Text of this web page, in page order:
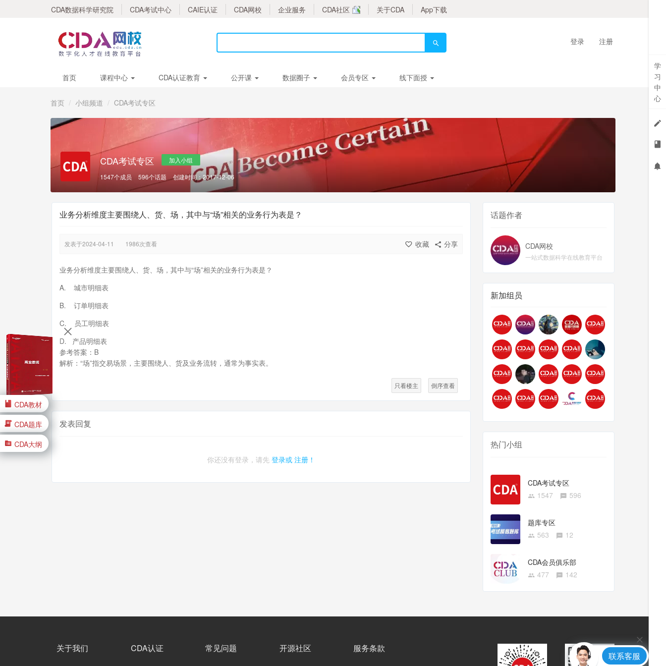
CDA数据科学研究院 CDA考试中心 CAIE认证 CDA网校 企业服务 CDA社区 关于CDA App下载
登录 注册
首页 课程中心 CDA认证教育 公开课 数据圈子 会员专区 线下面授
首页 小组频道 CDA考试专区
CDA考试专区
加入小组
1547个成员
596个话题 创建时间：2017-12-06
业务分析维度主要围绕人、货、场，其中与“场”相关的业务行为表是？
分享
收藏
发表于2024-04-11 1986次查看
业务分析维度主要围绕人、货、场，其中与“场”相关的业务行为表是？
A. 城市明细表
B. 订单明细表
C. 员工明细表
D. 产品明细表
参考答案：B
解析：“场”指交易场景，主要围绕人、货及业务流转，通常为事实表。
只看楼主 倒序查看
发表回复
你还没有登录，请先 登录或 注册！
话题作者
CDA网校
一站式数据科学在线教育平台
新加组员
热门小组
CDA考试专区
1547
596
题库专区
563
12
CDA会员俱乐部
477
142
关于我们 CDA认证 常见问题 开源社区 服务条款
学
习
中
心
联系客服
CDA教材
CDA题库
CDA大纲